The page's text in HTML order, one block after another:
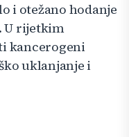
i otežano hodanje
U rijetkim
kancerogeni
uklanjanje i